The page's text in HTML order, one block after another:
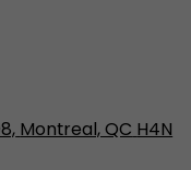
Montreal, QC H4N